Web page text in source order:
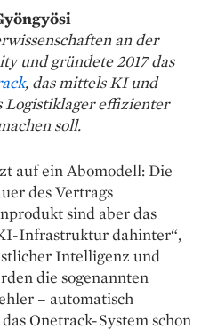
an der
und gründete 2017 das
, das mittels KI und
Logistiklager effizienter
soll.
auf ein Abomodell: Die
des Vertrags
sind aber das
­Infrastruktur ­dahinter“,
­Intelligenz und
die sogenannten
– ­automatisch
Onetrack-System schon